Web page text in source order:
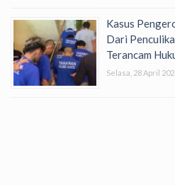
Kasus
Dari
Terancam
Selasa, 28 April